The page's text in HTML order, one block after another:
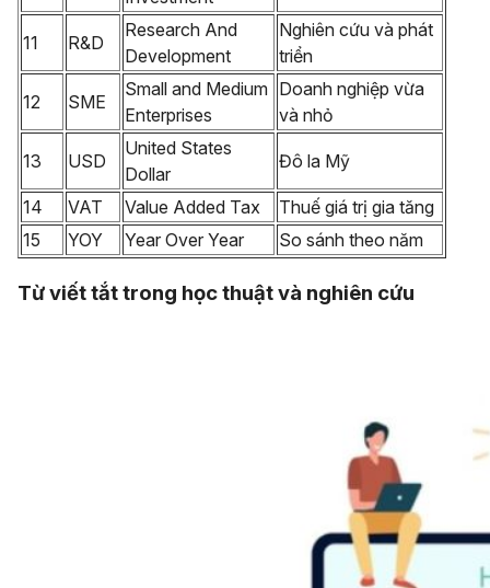
11 R&D
Research And
Development
Nghiên cứu và phát
triển
12 SME
Small and Medium
Enterprises
Doanh nghiệp vừa
và nhỏ
13 USD
United States
Dollar
Đô la Mỹ
14 VAT Value Added Tax
Thuế giá trị gia tăng
15
YOY Year Over Year So sánh theo năm
Từ viết tắt trong học thuật và nghiên cứu